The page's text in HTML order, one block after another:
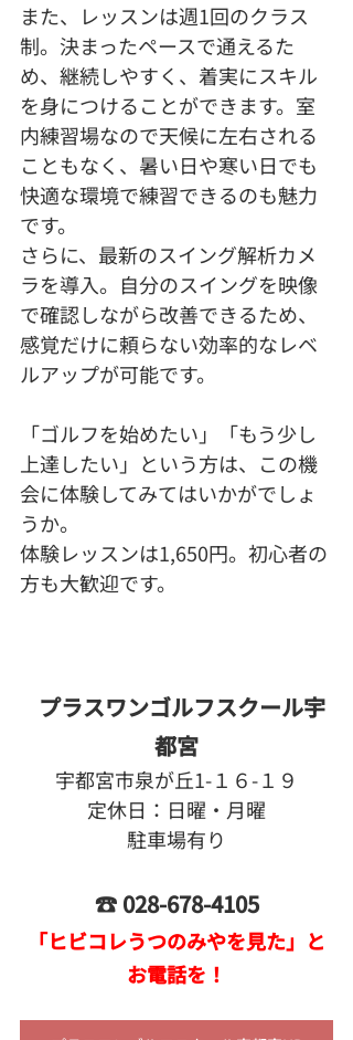
また、レッスンは週1回のクラス
制。決まったペースで通えるた
め、継続しやすく、着実にスキル
を身につけることができます。室
内練習場なので天候に左右される
こともなく、暑い日や寒い日でも
快適な環境で練習できるのも魅力
です。
さらに、最新のスイング解析カメ
ラを導入。自分のスイングを映像
で確認しながら改善できるため、
感覚だけに頼らない効率的なレベ
ルアップが可能です。
「ゴルフを始めたい」「もう少し
上達したい」という方は、この機
会に体験してみてはいかがでしょ
うか。
体験レッスンは1,650円。初心者の
方も大歓迎です。
プラスワンゴルフスクール宇
都宮
宇都宮市泉が丘1-１６-１９
定休日：日曜・月曜
駐車場有り
☎ 028-678-4105
「ヒビコレうつのみやを見た」と
お電話を！